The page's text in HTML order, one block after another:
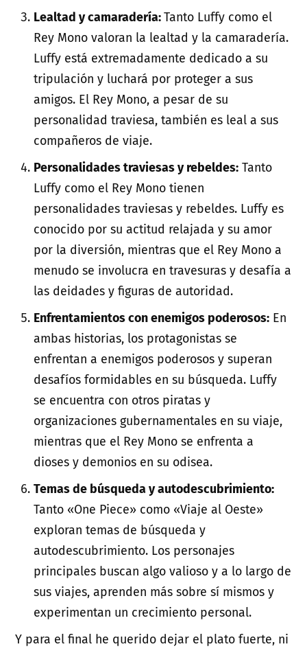
Lealtad y camaradería:Tanto Luffy como el
Rey Mono valoran la lealtad y la camaradería.
Luffy está extremadamente dedicado a su
tripulación y luchará por proteger a sus
amigos. El Rey Mono, a pesar de su
personalidad traviesa, también es leal a sus
compañeros de viaje.
Personalidades traviesas y rebeldes: Tanto
Luffy como el Rey Mono tienen
personalidades traviesas y rebeldes. Luffy es
conocido por su actitud relajada y su amor
por la diversión, mientras que el Rey Mono a
menudo se involucra en travesuras y desafía a
las deidades y figuras de autoridad.
Enfrentamientos con enemigos poderosos: En
ambas historias, los protagonistas se
enfrentan a enemigos poderosos y superan
desafíos formidables en su búsqueda. Luffy
se encuentra con otros piratas y
organizaciones gubernamentales en su viaje,
mientras que el Rey Mono se enfrenta a
dioses y demonios en su odisea.
Temas de búsqueda y autodescubrimiento:
Tanto «One Piece» como «Viaje al Oeste»
exploran temas de búsqueda y
autodescubrimiento. Los personajes
principales buscan algo valioso y a lo largo de
sus viajes, aprenden más sobre sí mismos y
experimentan un crecimiento personal.
Y para el final he querido dejar el plato fuerte, ni